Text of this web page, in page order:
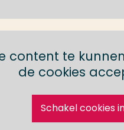
content te
de cookies
Schakel cookies